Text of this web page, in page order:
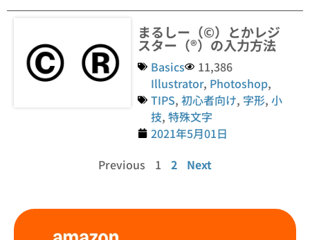
まるしー（©）とかレジ
スター（®）の入力方法
Basics
11,386
Illustrator, Photoshop,
TIPS,初心者向け, 字形,小
技,特殊文字
2021年5月01日
Previous
1 2 Next